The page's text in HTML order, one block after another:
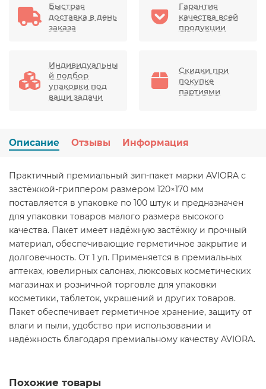
Быстрая
доставка в день
заказа
Гарантия
качества всей
продукции
Индивидуальны
й подбор
упаковки под
ваши задачи
Скидки при
покупке
партиями
Описание Отзывы Информация
Практичный премиальный зип-пакет марки AVIORA с
застёжкой-гриппером размером 120×170 мм
поставляется в упаковке по 100 штук и предназначен
для упаковки товаров малого размера высокого
качества. Пакет имеет надёжную застёжку и прочный
материал, обеспечивающие герметичное закрытие и
долговечность. От 1 уп. Применяется в премиальных
аптеках, ювелирных салонах, люксовых косметических
магазинах и розничной торговле для упаковки
косметики, таблеток, украшений и других товаров.
Пакет обеспечивает герметичное хранение, защиту от
влаги и пыли, удобство при использовании и
надёжность благодаря премиальному качеству AVIORA.
Похожие товары